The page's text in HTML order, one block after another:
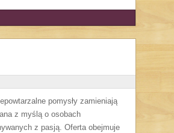
pomysły zamieniają
z myślą o osobach
z pasją. Oferta obejmuje